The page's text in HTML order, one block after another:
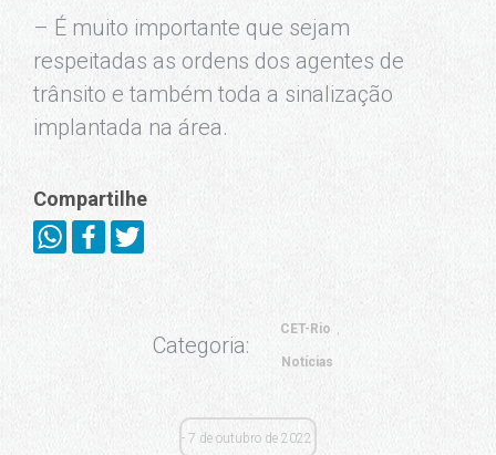
– É muito importante que sejam
respeitadas as ordens dos agentes de
trânsito e também toda a sinalização
implantada na área.
Compartilhe
Categoria:
CET-Rio
Notícias
7 de outubro de 2022